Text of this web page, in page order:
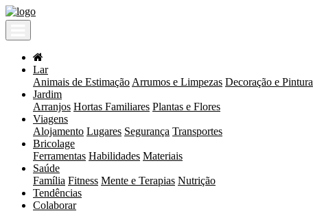
Lar
Animais de Estimação Arrumos e Limpezas Decoração e Pintura
Jardim
Arranjos Hortas Familiares Plantas e Flores
Viagens
Alojamento Lugares Segurança Transportes
Bricolage
Ferramentas Habilidades Materiais
Saúde
Família Fitness Mente e Terapias Nutrição
Tendências
Colaborar